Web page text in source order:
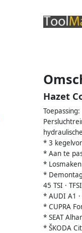
Hazet
Toepassing:
* 3
* Aan te
*
*
45 TSI ·
* AUDI A1 ·
* CUPRA
* SEAT
* ŠKODA